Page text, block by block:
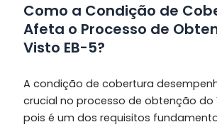
Como a Condição de
Afeta o Processo de
Visto EB-5?
A condição de cobertura
crucial no processo de obtenção do
pois é um dos requisitos